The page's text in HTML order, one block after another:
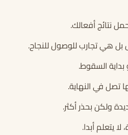
نتائج أفعالك.
هي تجارب للوصول للنجاح.
السقوط.
تصل في النهاية.
ولكن بحذر أكثر.
يتعلم أبدا.